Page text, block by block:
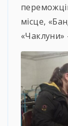
місце,
«Чаклуни»